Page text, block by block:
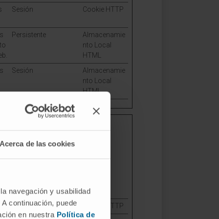
Acerca de las cookies
navegación y usabilidad
continuación, puede
en nuestra Política de
Sesión Cookie HTTP
Persistente
Almacenamie
nto Local
HTML
Sesión
Almacenamie
nto Local
HTML
en que la página se
almacenamiento
Sesión Cookie HTTP